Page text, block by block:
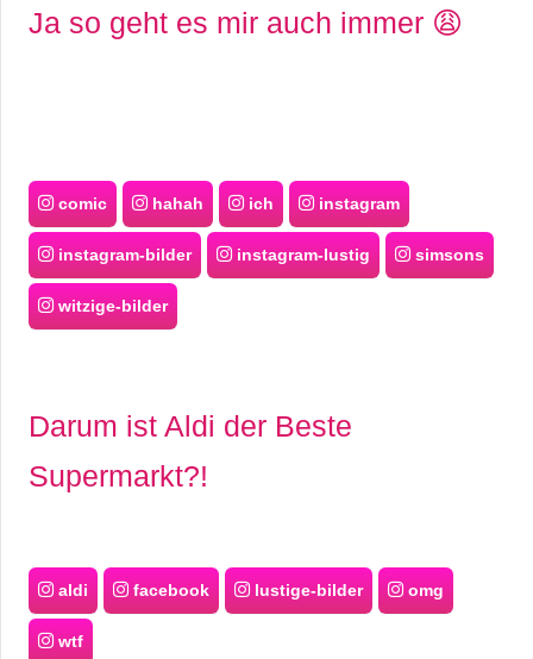
Ja so geht es mir auch immer 😩
comic hahah ich instagram
instagram-bilder instagram-lustig simsons
witzige-bilder
Darum ist Aldi der Beste
Supermarkt?!
aldi facebook lustige-bilder omg
wtf